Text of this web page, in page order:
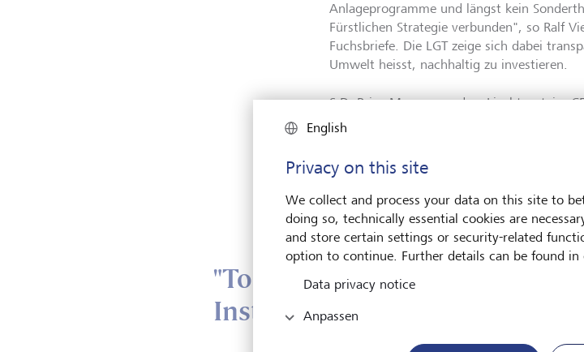
Anlageprogramme und längst kein
Fürstlichen Strategie verbunden", so Ralf
Fuchsbriefe. Die LGT zeige sich dabei
Umwelt heisst, nachhaltig zu investieren.
S.D. Prinz Max von und zu Liechtenstein,
wichtigen Beitrag zu einer nachhaltigen
können und entsprechend haben wir in
unternommen, um nachhaltiges
attraktiv zu gestalten. Dass wir dieses Jahr
bestätigt, dass unsere Beratung und unser
wahrgenommen werden. Das ist für uns
"Top-Anbieter" unter allen
Instituten
English
Privacy on this site
We collect and process your data on this site to
doing so, technically essential cookies are
and store certain settings or security-related
option to continue. Further details can be found in
Data privacy notice
Anpassen